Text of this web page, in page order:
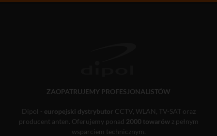
ZAOPATRUJEMY PROFESJONALISTÓW
Dipol - europejski dystrybutor CCTV, WLAN, TV-SAT oraz
producent anten. Oferujemy ponad 2000 towarówz pełnym
wsparciem technicznym.